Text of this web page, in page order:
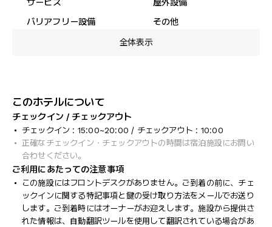
バリアフリー設備
その他
全体表示
このホテルについて
チェックイン / チェックアウト
チェックイン : 15:00~20:00 / チェックアウト : 10:00
正確なチェックイン・チェックアウトの時間は宿泊施設にお問い
合わせください。
ご利用にあたっての注意事項
この施設にはフロントデスクがありません。ご到着の前に、チェ
ックインに関する特記事項と鍵の受け取り方法をメールでお送り
します。ご到着時にはオーナーがお迎えします。施設から提供さ
れた情報は、自動翻訳ツールを使用して翻訳されている場合があ